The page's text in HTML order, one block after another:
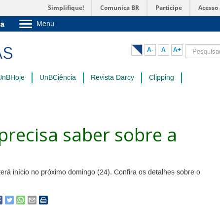
Simplifique! Comunica BR Participe
Menu
Pós-Graduação
Administração
A- A A+ Pesquisar...
UnBCiência Revista Darcy Clipping
saber sobre a
início no próximo domingo (24). Confira os detalhes sobre o